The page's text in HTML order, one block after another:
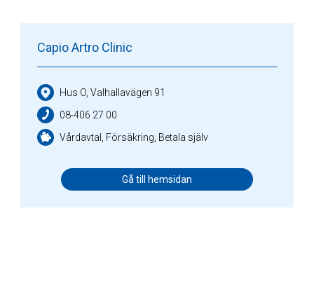
Capio Artro Clinic
Hus O, Valhallavägen 91
08-406 27 00
Vårdavtal, Försäkring, Betala själv
Gå till hemsidan